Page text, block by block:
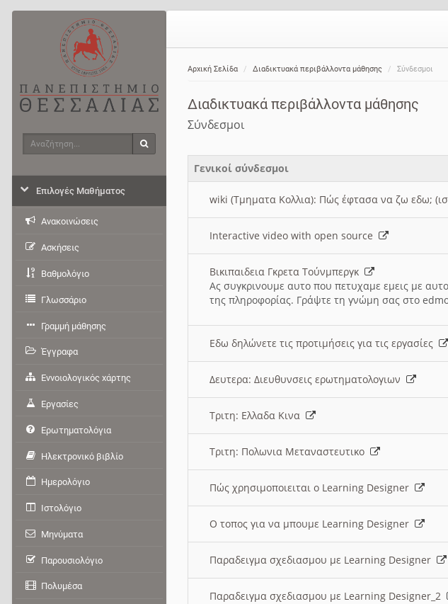
Αρχική Σελίδα Διαδικτυακά περιβάλλοντα μάθησης Σύνδεσμοι
Διαδικτυακά περιβάλλοντα μάθησης
Σύνδεσμοι
Γενικοί σύνδεσμοι
wiki (Τμηματα Κολλια): Πώς έφτασα να ζω εδω;
Interactive video with open source
Βικιπαιδεια Γκρετα Τούνμπεργκ
Ας συγκρινουμε αυτο που πετυχαμε εμεις με
της πληροφορίας. Γράψτε τη γνώμη σας στο
Εδω δηλώνετε τις προτιμήσεις για τις εργασίες
Δευτερα: Διευθυνσεις ερωτηματολογιων
Τριτη: Ελλαδα Κινα
Τριτη: Πολωνια Μεταναστευτικο
Πώς χρησιμοποιειται ο Learning Designer
O τοπος για να μπουμε Learning Designer
Παραδειγμα σχεδιασμου με Learning Designer
Παραδειγμα σχεδιασμου με Learning Designer_2
Αναζήτηση
Επιλογές Μαθήματος
Ανακοινώσεις
Ασκήσεις
Βαθμολόγιο
Γλωσσάριο
Γραμμή μάθησης
Έγγραφα
Εννοιολογικός χάρτης
Εργασίες
Ερωτηματολόγια
Ηλεκτρονικό βιβλίο
Ημερολόγιο
Ιστολόγιο
Μηνύματα
Παρουσιολόγιο
Πολυμέσα